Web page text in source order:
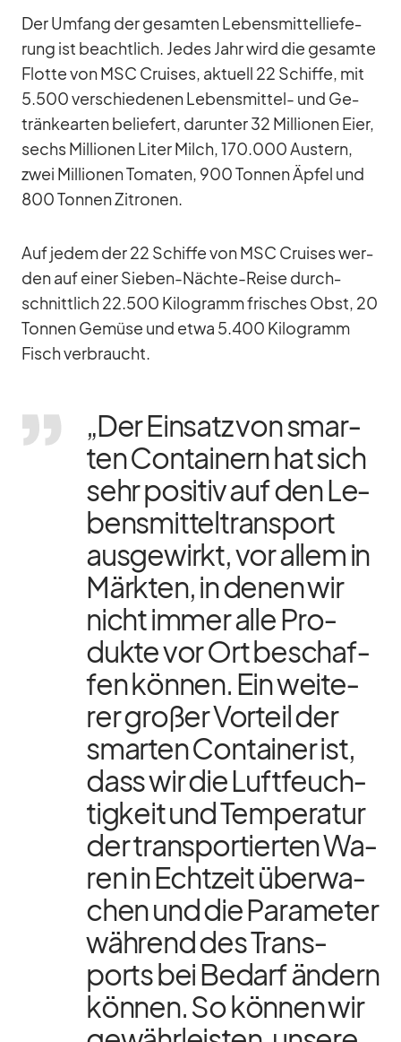
Der Um­fang der ge­sam­ten Le­bens­mit­tel­lie­fe­
rung ist be­acht­lich. Je­des Jahr wird die ge­samte
Flotte von MSC Crui­ses, ak­tu­ell 22 Schiffe, mit
5.500 ver­schie­de­nen Le­bens­mit­tel- und Ge­
trän­ke­ar­ten be­lie­fert, dar­un­ter 32 Mil­lio­nen Eier,
sechs Mil­lio­nen Li­ter Milch, 170.000 Aus­tern,
zwei Mil­lio­nen To­ma­ten, 900 Ton­nen Äp­fel und
800 Ton­nen Zi­tro­nen.
Auf je­dem der 22 Schiffe von MSC Crui­ses wer­
den auf ei­ner Sie­ben-Nächte-Reise durch­
schnitt­lich 22.500 Ki­lo­gramm fri­sches Obst, 20
Ton­nen Ge­müse und etwa 5.400 Ki­lo­gramm
Fisch ver­braucht.
„Der Ein­satz von smar­
ten Con­tai­nern hat sich
sehr po­si­tiv auf den Le­
bens­mit­tel­trans­port
aus­ge­wirkt, vor al­lem in
Märk­ten, in de­nen wir
nicht im­mer alle Pro­
dukte vor Ort be­schaf­
fen kön­nen. Ein wei­te­
rer gro­ßer Vor­teil der
smar­ten Con­tai­ner ist,
dass wir die Luft­feuch­
tig­keit und Tem­pe­ra­tur
der trans­por­tier­ten Wa­
ren in Echt­zeit über­wa­
chen und die Pa­ra­me­ter
wäh­rend des Trans­
ports bei Be­darf än­dern
kön­nen. So kön­nen wir